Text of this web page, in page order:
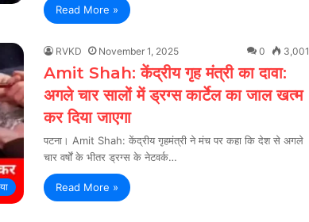
Read More »
RVKD November 1, 2025 0 3,001
Amit Shah: केंद्रीय गृह मंत्री का दावा:
अगले चार सालों में ड्रग्स कार्टेल का जाल खत्म
कर दिया जाएगा
पटना। Amit Shah: केंद्रीय गृहमंत्री ने मंच पर कहा कि देश से अगले
चार वर्षों के भीतर ड्रग्स के नेटवर्क…
Read More »